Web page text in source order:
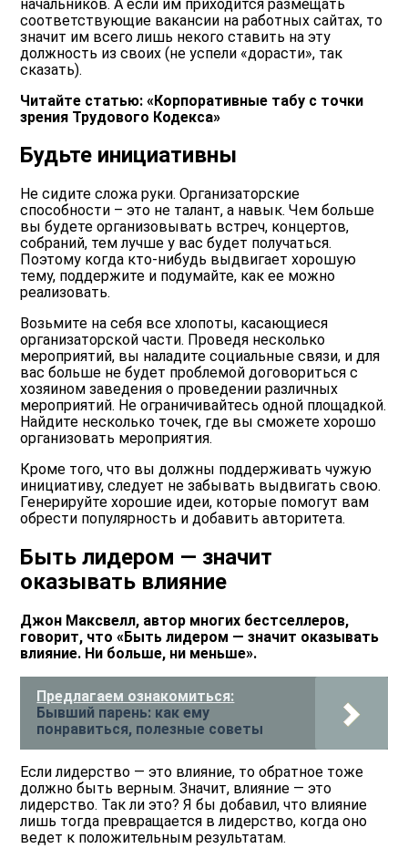
начальников. А если им приходится размещать
соответствующие вакансии на работных сайтах, то
значит им всего лишь некого ставить на эту
должность из своих (не успели «дорасти», так
сказать).
Читайте статью: «Корпоративные табу с точки
зрения Трудового Кодекса»
Будьте инициативны
Не сидите сложа руки. Организаторские
способности – это не талант, а навык. Чем больше
вы будете организовывать встреч, концертов,
собраний, тем лучше у вас будет получаться.
Поэтому когда кто-нибудь выдвигает хорошую
тему, поддержите и подумайте, как ее можно
реализовать.
Возьмите на себя все хлопоты, касающиеся
организаторской части. Проведя несколько
мероприятий, вы наладите социальные связи, и для
вас больше не будет проблемой договориться с
хозяином заведения о проведении различных
мероприятий. Не ограничивайтесь одной площадкой.
Найдите несколько точек, где вы сможете хорошо
организовать мероприятия.
Кроме того, что вы должны поддерживать чужую
инициативу, следует не забывать выдвигать свою.
Генерируйте хорошие идеи, которые помогут вам
обрести популярность и добавить авторитета.
Быть лидером — значит
оказывать влияние
Джон Максвелл, автор многих бестселлеров,
говорит, что «Быть лидером — значит оказывать
влияние. Ни больше, ни меньше».
Предлагаем ознакомиться:
Бывший парень: как ему
понравиться, полезные советы
Если лидерство — это влияние, то обратное тоже
должно быть верным. Значит, влияние — это
лидерство. Так ли это? Я бы добавил, что влияние
лишь тогда превращается в лидерство, когда оно
ведет к положительным результатам.